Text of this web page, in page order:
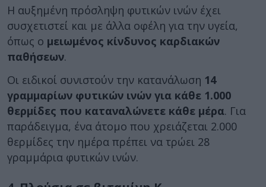
Η αυξημένη πρόσληψη φυτικών ινών έχει
συσχετιστεί και με άλλα οφέλη για την υγεία,
όπως ο μειωμένος κίνδυνος καρδιακών
παθήσεων.
Οι ειδικοί συνιστούν την κατανάλωση 14
γραμμαρίων φυτικών ινών για κάθε 1.000
θερμίδες που καταναλώνετε κάθε μέρα. Για
παράδειγμα, ένα άτομο που χρειάζεται 2.000
θερμίδες την ημέρα πρέπει να τρώει 28
γραμμάρια φυτικών ινών.